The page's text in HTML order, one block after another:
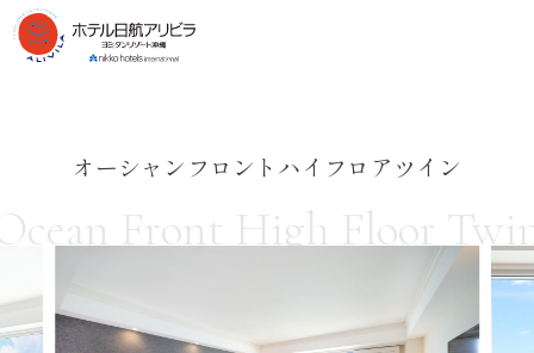
オーシャンフロントハイフロアツイン
Front High Floor